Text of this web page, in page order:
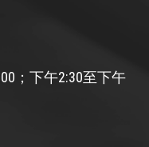
；下午2:30至下午